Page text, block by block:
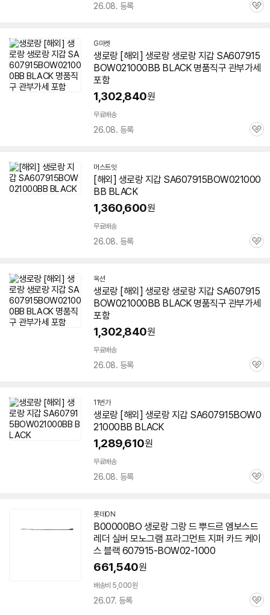
26.08. 등록
관
G마켓
생로랑 [해외] 생로랑 생로랑 지갑 SA607915
BOW021000BB BLACK 명품직구 관부가세
포함
1,302,840원
무료배송
26.08. 등록
관
머스트잇
[해외] 생로랑 지갑 SA607915BOW021000
BB BLACK
1,360,600원
무료배송
26.08. 등록
관
옥션
생로랑 [해외] 생로랑 생로랑 지갑 SA607915
BOW021000BB BLACK 명품직구 관부가세
포함
1,302,840원
무료배송
26.08. 등록
관
11번가
생로랑 [해외] 생로랑 지갑 SA607915BOW0
21000BB BLACK
1,289,610원
무료배송
26.08. 등록
관
롯데ON
B00000BO 생로랑 그랑 드 뿌드르 엠보스드
레더 실버 모노그램 프라그먼트 지퍼 카드 케이
스 블랙 607915-BOW02-1000
661,540원
배송비 5,000원
26.07. 등록
관